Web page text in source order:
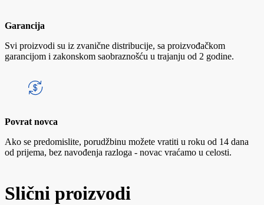
Garancija
Svi proizvodi su iz zvanične distribucije, sa proizvođačkom
garancijom i zakonskom saobraznošću u trajanju od 2 godine.
Povrat novca
Ako se predomislite, porudžbinu možete vratiti u roku od 14 dana
od prijema, bez navođenja razloga - novac vraćamo u celosti.
Slični proizvodi